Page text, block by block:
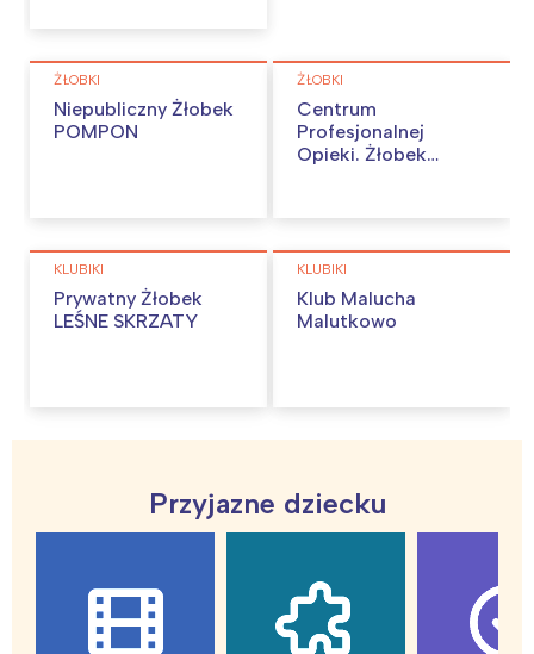
ŻŁOBKI
Niepubliczny Żłobek
POMPON
ŻŁOBKI
Centrum
Profesjonalnej
Opieki. Żłobek
KLUBIKI
Prywatny Żłobek
LEŚNE SKRZATY
KLUBIKI
Klub Malucha
Malutkowo
Przyjazne dziecku